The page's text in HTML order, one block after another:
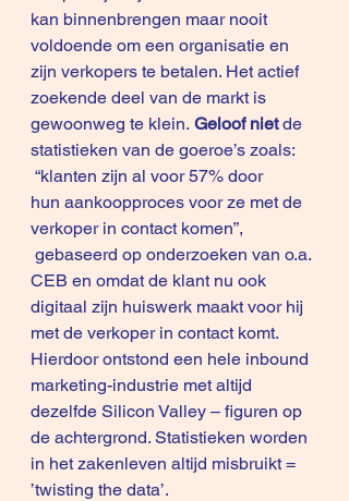
kan binnenbrengen maar nooit
voldoende om een organisatie en
zijn verkopers te betalen. Het actief
zoekende deel van de markt is
gewoonweg te klein. Geloof niet de
statistieken van de goeroe’s zoals:
hun aankoopproces voor ze met de
verkoper in contact komen”,
CEB en omdat de klant nu ook
digitaal zijn huiswerk maakt voor hij
met de verkoper in contact komt.
Hierdoor ontstond een hele inbound
marketing-industrie met altijd
dezelfde Silicon Valley – figuren op
de achtergrond. Statistieken worden
in het zakenleven altijd misbruikt =
’twisting the data’.